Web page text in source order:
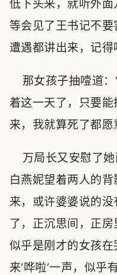
低下头来，就听外面
等会见了王书记不
遭遇都讲出来，记得
那女孩子抽噎道：
着这一天了，只要
来，我就算死了都愿
万局长又安慰了她
白燕妮望着两人的
来，或许婆婆说的
了，正沉思间，正房
似乎是刚才的女孩
来‘哗啦’一声，似乎